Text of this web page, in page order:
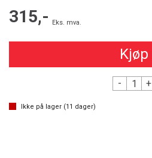
315,- Eks. mva.
Kjøp
- +
Ikke på lager (11 dager)